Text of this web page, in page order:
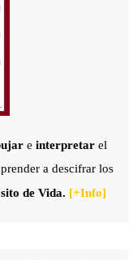
e interpretar el
a descifrar los
de Vida. [+Info]